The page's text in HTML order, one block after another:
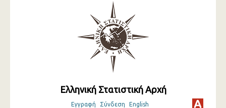
Ελληνική Στατιστική Αρχή
Εγγραφή Σύνδεση English